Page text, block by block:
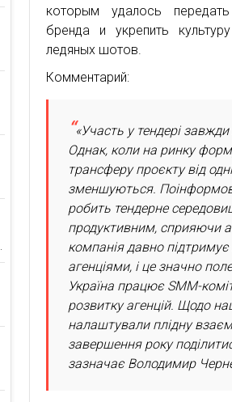
которым удалось
бренда и укрепить
ледяных шотов.
Комментарий:
«Участь у тендері
Однак, коли на ринку
трансферу проєкту від
зменшуються.
робить тендерне
продуктивним, сприяючи
компанія давно підтримує
агенціями, і це значно
Україна працює SMM-
розвитку агенцій. Щодо
налаштували плідну
завершення року
зазначає Володимир